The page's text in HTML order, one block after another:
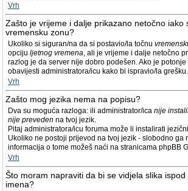
Vrh
Zašto je vrijeme i dalje prikazano netočno iako
vremensku zonu?
Ukoliko si siguran/na da si postavio/la točnu
opciju ljetnog vremena, ali je vrijeme i dalje netočno
razlog je da server nije dobro podešen. Ako je
obavijesti administratora/icu kako bi ispravio/la grešku.
Vrh
Zašto mog jezika nema na popisu?
Dva su moguća razloga: ili administrator/ica nije
nije preveden na tvoj jezik.
Pitaj administratora/icu foruma može li instalirati
Ukoliko ne postoji prijevod na tvoj jezik - slobodno ga
informacija o tome možeš naći na stranicama phpBB
Vrh
Što moram napraviti da bi se vidjela slika
imena?